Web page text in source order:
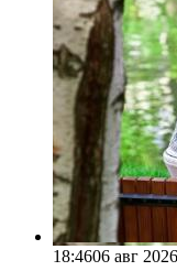
18:4606 авг 2026